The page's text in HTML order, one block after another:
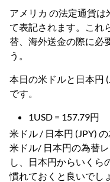
アメリカ の法定通貨は
て表記されます。これ
替、海外送金の際に必
う。
本日の米ドルと日本円
です。
1USD = 157.79円
米ドル / 日本円 (JPY)
米ドル/ 日本円の為替
し、日本円からいくら
慣れておくと良いでし